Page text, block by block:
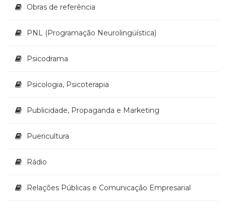
(1)
(32)
Obras de referência
PNL (Programação Neurolingüística)
Psicodrama
Psicologia, Psicoterapia
Publicidade, Propaganda e Marketing
Puericultura
Rádio
Relações Públicas e Comunicação Empresarial